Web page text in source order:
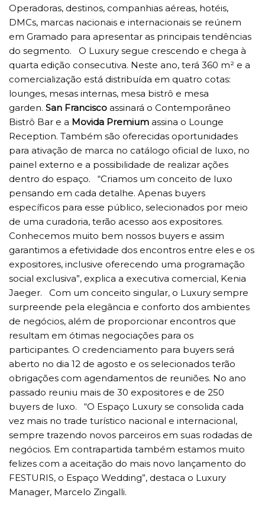
Operadoras, destinos, companhias aéreas, hotéis,
DMCs, marcas nacionais e internacionais se reúnem
em Gramado para apresentar as principais tendências
do segmento. O Luxury segue crescendo e chega à
quarta edição consecutiva. Neste ano, terá 360 m² e a
comercialização está distribuída em quatro cotas:
lounges, mesas internas, mesa bistrô e mesa
garden. San Francisco assinará o Contemporâneo
Bistrô Bar e a Movida Premium assina o Lounge
Reception. Também são oferecidas oportunidades
para ativação de marca no catálogo oficial de luxo, no
painel externo e a possibilidade de realizar ações
dentro do espaço. “Criamos um conceito de luxo
pensando em cada detalhe. Apenas buyers
específicos para esse público, selecionados por meio
de uma curadoria, terão acesso aos expositores.
Conhecemos muito bem nossos buyers e assim
garantimos a efetividade dos encontros entre eles e os
expositores, inclusive oferecendo uma programação
social exclusiva”, explica a executiva comercial, Kenia
Jaeger. Com um conceito singular, o Luxury sempre
surpreende pela elegância e conforto dos ambientes
de negócios, além de proporcionar encontros que
resultam em ótimas negociações para os
participantes. O credenciamento para buyers será
aberto no dia 12 de agosto e os selecionados terão
obrigações com agendamentos de reuniões. No ano
passado reuniu mais de 30 expositores e de 250
buyers de luxo. “O Espaço Luxury se consolida cada
vez mais no trade turístico nacional e internacional,
sempre trazendo novos parceiros em suas rodadas de
negócios. Em contrapartida também estamos muito
felizes com a aceitação do mais novo lançamento do
FESTURIS, o Espaço Wedding”, destaca o Luxury
Manager, Marcelo Zingalli.